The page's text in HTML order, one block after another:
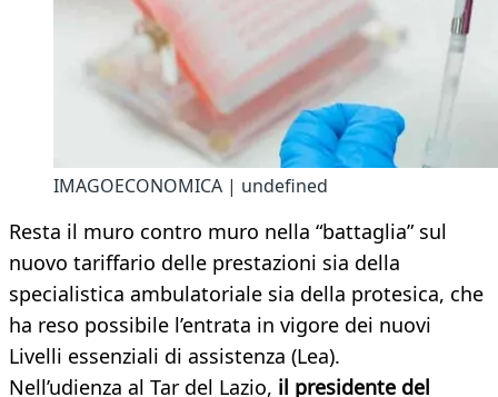
IMAGOECONOMICA | undefined
Resta il muro contro muro nella “battaglia” sul
nuovo tariffario delle prestazioni sia della
specialistica ambulatoriale sia della protesica, che
ha reso possibile l’entrata in vigore dei nuovi
Livelli essenziali di assistenza (Lea).
Nell’udienza al Tar del Lazio, il presidente del